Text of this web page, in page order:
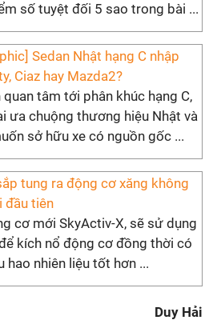
số tuyệt đối 5 sao trong bài ...
Sedan Nhật hạng C nhập
Ciaz hay Mazda2?
quan tâm tới phân khúc hạng C,
ưa chuộng thương hiệu Nhật và
sở hữu xe có nguồn gốc ...
tung ra động cơ xăng không
đầu tiên
cơ mới SkyActiv-X, sẽ sử dụng
kích nổ động cơ đồng thời có
hao nhiên liệu tốt hơn ...
Duy Hải